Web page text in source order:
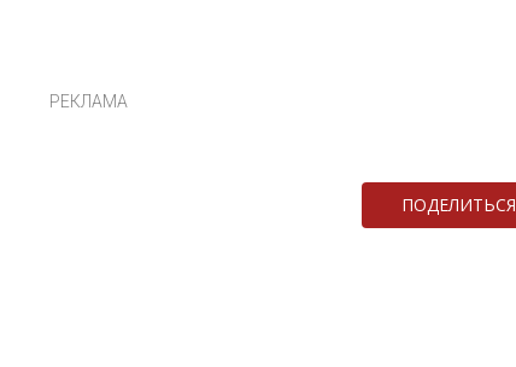
РЕКЛАМА
ПОДЕЛИТЬСЯ